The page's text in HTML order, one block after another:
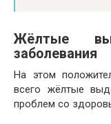
Жёлтые
заболевания
На этом
всего жёлтые
проблем со